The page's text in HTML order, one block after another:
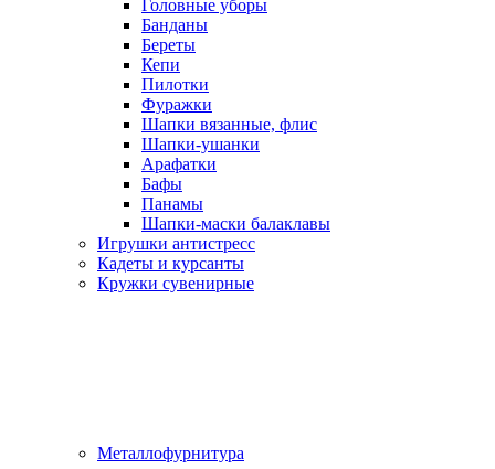
Головные уборы
Банданы
Береты
Кепи
Пилотки
Фуражки
Шапки вязанные, флис
Шапки-ушанки
Арафатки
Бафы
Панамы
Шапки-маски балаклавы
Игрушки антистресс
Кадеты и курсанты
Кружки сувенирные
Металлофурнитура